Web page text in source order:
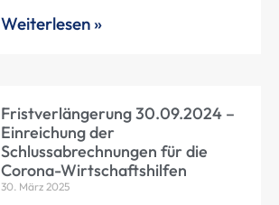
Weiterlesen »
Fristverlängerung 30.09.2024 –
Einreichung der
Schlussabrechnungen für die
Corona-Wirtschaftshilfen
30. März 2025